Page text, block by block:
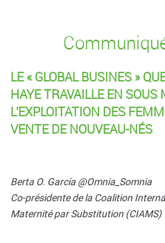
LE « GLOBAL BUSINES »
HAYE TRAVAILLE EN SOUS
L’EXPLOITATION DES
VENTE DE NOUVEAU-NÉS
Berta O. García @Omnia_Somnia
Co-présidente de la Coalition
Maternité par Substitution (CIAMS)